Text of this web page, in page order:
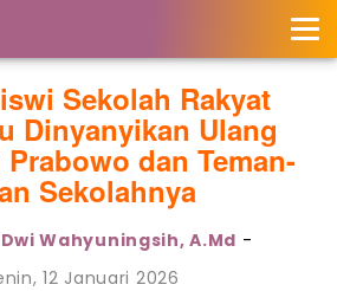
Sekolah Rakyat
Dinyanyikan Ulang
dan Teman-
Sekolahnya
Dwi Wahyuningsih, A.Md -
12 Januari 2026